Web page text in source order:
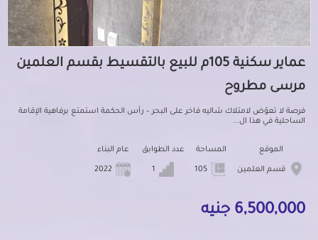
عماير سكنية 105م للبيع بالتقسيط بقسم العلمين
مرسى مطروح
فرصة لا تعوّض لامتلاك شاليه فاخر على البحر – رأس الحكمة استمتع برفاهية الإقامة
الساحلية في هذا ال...
الموقع
قسم العلمين
المساحة عدد الطوابق عام البناء
6,500,000 جنيه